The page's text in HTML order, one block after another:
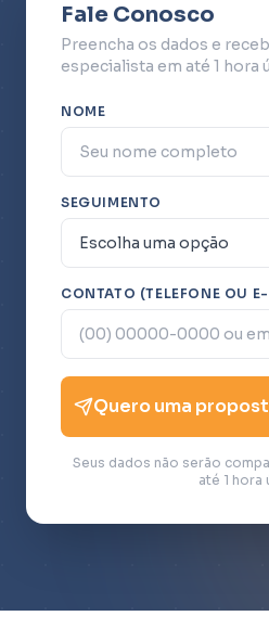
Fale Conosco
Preencha os dados e
especialista em até 1 hora
NOME
SEGUIMENTO
CONTATO (TELEFONE OU
Quero uma
Seus dados não serão
até 1 hora